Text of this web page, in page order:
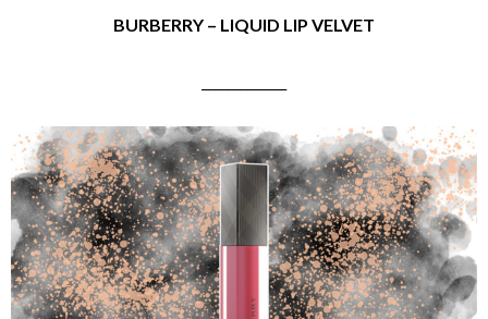
BURBERRY – LIQUID LIP VELVET